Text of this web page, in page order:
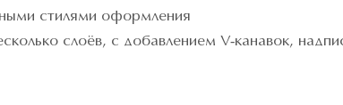
стилями оформления
слоёв, с добавлением V-канавок,